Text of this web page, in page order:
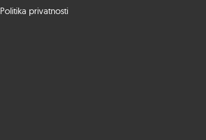
Politika privatnosti